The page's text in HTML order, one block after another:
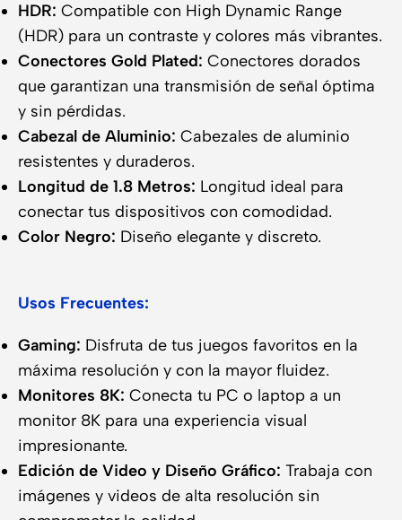
HDR: Compatible con High Dynamic Range
(HDR) para un contraste y colores más vibrantes.
Conectores Gold Plated: Conectores dorados
que garantizan una transmisión de señal óptima
y sin pérdidas.
Cabezal de Aluminio: Cabezales de aluminio
resistentes y duraderos.
Longitud de 1.8 Metros: Longitud ideal para
conectar tus dispositivos con comodidad.
Color Negro: Diseño elegante y discreto.
Usos Frecuentes:
Gaming: Disfruta de tus juegos favoritos en la
máxima resolución y con la mayor fluidez.
Monitores 8K: Conecta tu PC o laptop a un
monitor 8K para una experiencia visual
impresionante.
Edición de Video y Diseño Gráfico: Trabaja con
imágenes y videos de alta resolución sin